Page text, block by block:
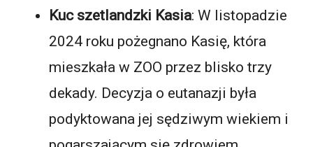
Kuc szetlandzki Kasia: W listopadzie
2024 roku pożegnano Kasię, która
mieszkała w ZOO przez blisko trzy
dekady. Decyzja o eutanazji była
podyktowana jej sędziwym wiekiem i